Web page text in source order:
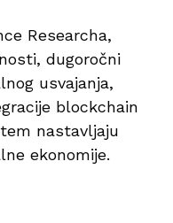
Researcha,
dugoročni
usvajanja,
blockchain
nastavljaju
ekonomije.